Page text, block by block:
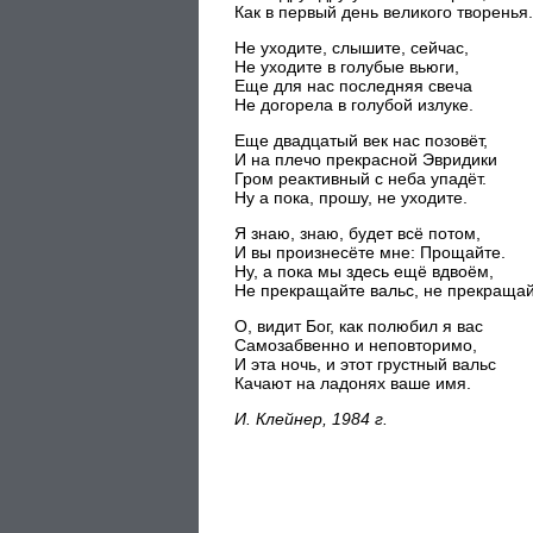
Как в первый день великого творенья.
Не уходите, слышите, сейчас,
Не уходите в голубые вьюги,
Еще для нас последняя свеча
Не догорела в голубой излуке.
Еще двадцатый век нас позовёт,
И на плечо прекрасной Эвридики
Гром реактивный с неба упадёт.
Ну а пока, прошу, не уходите.
Я знаю, знаю, будет всё потом,
И вы произнесёте мне: Прощайте.
Ну, а пока мы здесь ещё вдвоём,
Не прекращайте вальс, не
О, видит Бог, как полюбил я вас
Самозабвенно и неповторимо,
И эта ночь, и этот грустный вальс
Качают на ладонях ваше имя.
И. Клейнер, 1984 г.